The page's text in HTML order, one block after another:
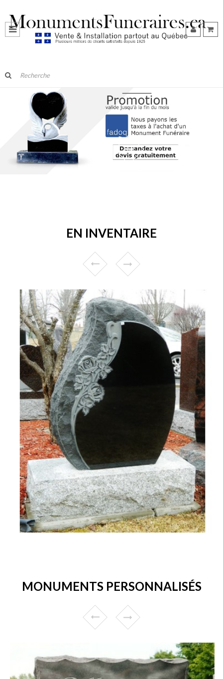
EN INVENTAIRE
MONUMENTS PERSONNALISÉS